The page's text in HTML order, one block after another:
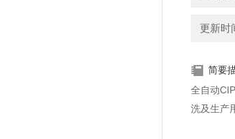
更新时
简要
全自动
洗及生产